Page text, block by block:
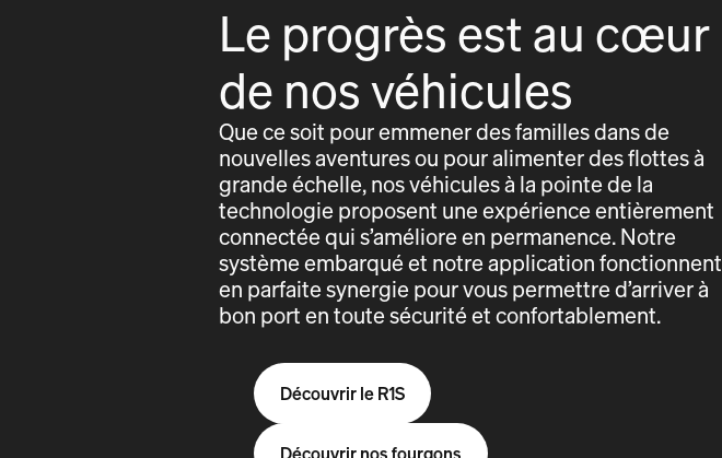
Le progrès est au cœur
de nos véhicules
Que ce soit pour emmener des familles dans de
nouvelles aventures ou pour alimenter des flottes à
grande échelle, nos véhicules à la pointe de la
technologie proposent une expérience entièrement
connectée qui s’améliore en permanence. Notre
système embarqué et notre application fonctionnent
en parfaite synergie pour vous permettre d’arriver à
bon port en toute sécurité et confortablement.
Découvrir le R1S